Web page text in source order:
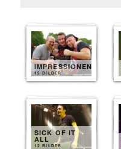
IMPRESSIONEN
15 BILDER
SICK OF IT
ALL
12 BILDER